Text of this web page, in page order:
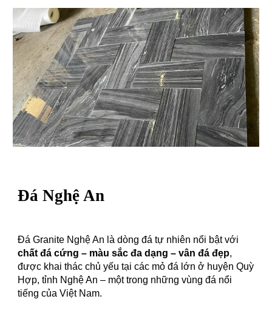
Đá Nghệ An
Đá Granite Nghệ An là dòng đá tự nhiên nổi bật với
chất đá cứng – màu sắc đa dạng – vân đá đẹp,
được khai thác chủ yếu tại các mỏ đá lớn ở huyện Quỳ
Hợp, tỉnh Nghệ An – một trong những vùng đá nổi
tiếng của Việt Nam.